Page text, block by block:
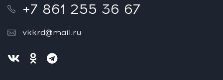
+7 861 255 36 67
vkkrd@mail.ru